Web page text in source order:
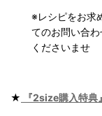
※レシピをお求
てのお問い合
くださいませ
★ 『2size購入特典